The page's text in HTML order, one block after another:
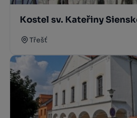
Kostel sv. Kateřiny
Třešť